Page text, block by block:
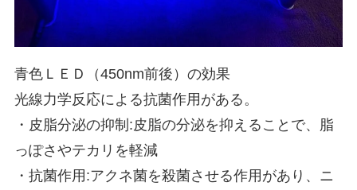
青色ＬＥＤ（450nm前後）の効果
光線力学反応による抗菌作用がある。
・皮脂分泌の抑制:皮脂の分泌を抑えることで、脂
っぽさやテカリを軽減
・抗菌作用:アクネ菌を殺菌させる作用があり、ニ